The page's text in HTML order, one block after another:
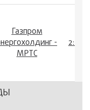
Газпром
-
МРТС
2:2